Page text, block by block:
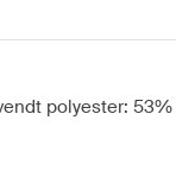
polyester: